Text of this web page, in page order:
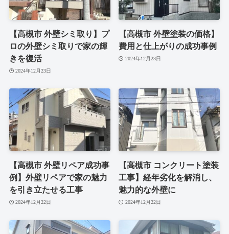
【高槻市 外壁シミ取り】プ
ロの外壁シミ取りで家の輝
きを復活
2024年12月23日
【高槻市 外壁塗装の価格】
費用と仕上がりの成功事例
2024年12月23日
【高槻市 外壁リペア成功事
例】外壁リペアで家の魅力
を引き立たせる工事
2024年12月22日
【高槻市 コンクリート塗装
工事】経年劣化を解消し、
魅力的な外壁に
2024年12月22日